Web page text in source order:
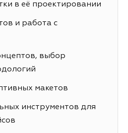
в её проектировании
и работа с
выбор
макетов
инструментов для